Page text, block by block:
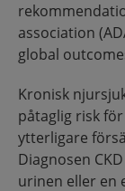
association
global
Kronisk
påtaglig risk
ytterligare
Diagnosen
urinen eller en